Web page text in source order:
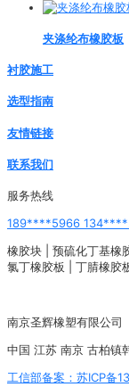
夹涤纶布橡胶板
衬胶施工
选型指南
友情链接
联系我们
服务热线
189****5966
橡胶块 | 预硫化丁基橡
氯丁橡胶板 | 丁腈橡胶
南京圣辉橡塑有限公司
中国 江苏 南京 古柏镇
工信部备案：苏ICP备